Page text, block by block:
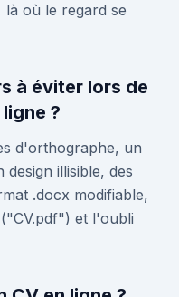
où le regard se
à éviter lors de
?
d'orthographe, un
illisible, des
.docx modifiable,
et l'oubli